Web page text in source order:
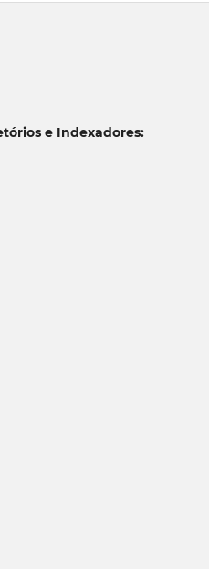
e Indexadores: